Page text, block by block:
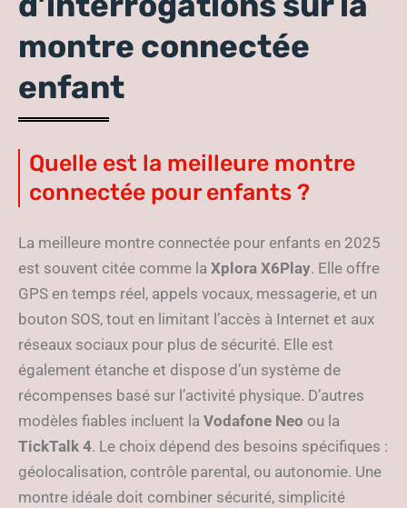
montre connectée
enfant
Quelle est la meilleure montre
connectée pour enfants ?
La meilleure montre connectée pour enfants en 2025
est souvent citée comme la Xplora X6Play. Elle offre
GPS en temps réel, appels vocaux, messagerie, et un
bouton SOS, tout en limitant l’accès à Internet et aux
réseaux sociaux pour plus de sécurité. Elle est
également étanche et dispose d’un système de
récompenses basé sur l’activité physique. D’autres
modèles fiables incluent la Vodafone Neo ou la
TickTalk 4. Le choix dépend des besoins spécifiques :
géolocalisation, contrôle parental, ou autonomie. Une
montre idéale doit combiner sécurité, simplicité